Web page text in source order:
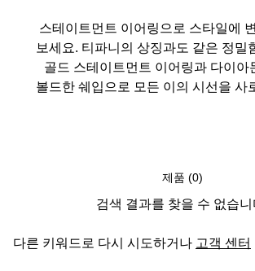
스테이트먼트 이어링으로 스타일에
보세요. 티파니의 상징과도 같은 정밀
골드 스테이트먼트 이어링과 다이아
볼드한 쉐입으로 모든 이의 시선을 사
제품 (0)
검색 결과를 찾을 수 없습
다른 키워드로 다시 시도하거나 고객 센터